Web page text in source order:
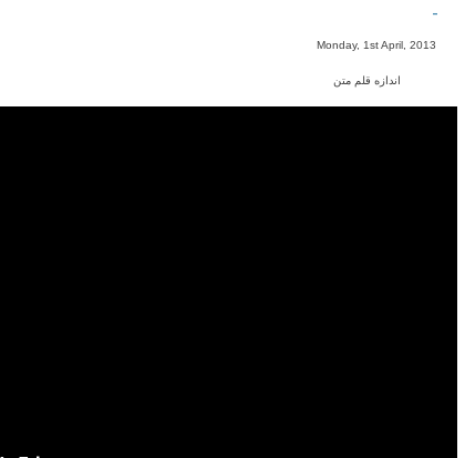
-
Monday, 1st April, 2013
اندازه قلم متن